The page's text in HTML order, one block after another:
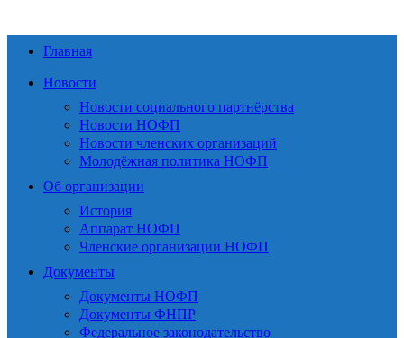
Главная
Новости
Новости социального партнёрства
Новости НОФП
Новости членских организаций
Молодёжная политика НОФП
Об организации
История
Аппарат НОФП
Членские организации НОФП
Документы
Документы НОФП
Документы ФНПР
Федеральное законодательство